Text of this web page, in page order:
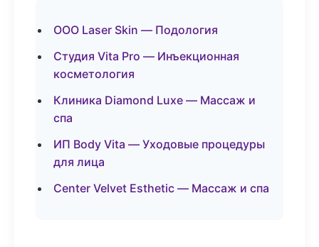
ООО Laser Skin — Подология
Студия Vita Pro — Инъекционная
косметология
Клиника Diamond Luxe — Массаж и
спа
ИП Body Vita — Уходовые процедуры
для лица
Center Velvet Esthetic — Массаж и спа